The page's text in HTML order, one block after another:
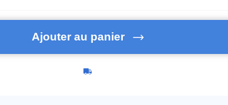
Ajouter au panier